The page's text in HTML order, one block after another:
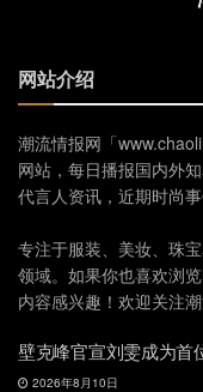
网站介绍
潮流情报网「
网站，每日播报国内外
代言人资讯，近期时尚
专注于服装、美妆、珠
领域。如果你也喜欢浏
内容感兴趣！欢迎关注
壁克峰官宣刘雯成为首
2026年8月10日